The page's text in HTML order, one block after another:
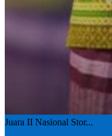
Juara II Nasional Stor...